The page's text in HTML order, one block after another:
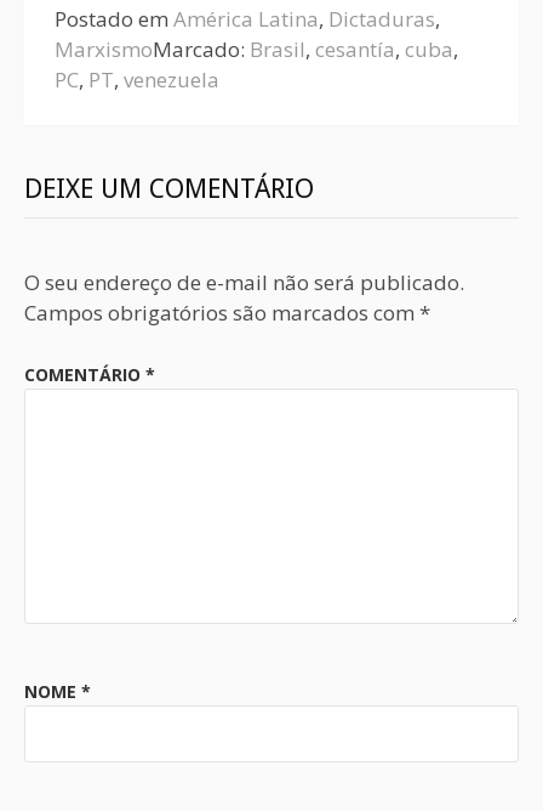
Postado em América Latina, Dictaduras,
MarxismoMarcado: Brasil, cesantía, cuba,
PC, PT, venezuela
DEIXE UM COMENTÁRIO
O seu endereço de e-mail não será publicado.
Campos obrigatórios são marcados com *
COMENTÁRIO *
NOME *